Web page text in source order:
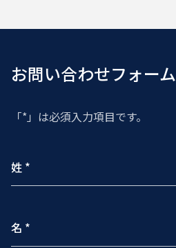
お問い合わせフォーム
「*」は必須入力項目です。